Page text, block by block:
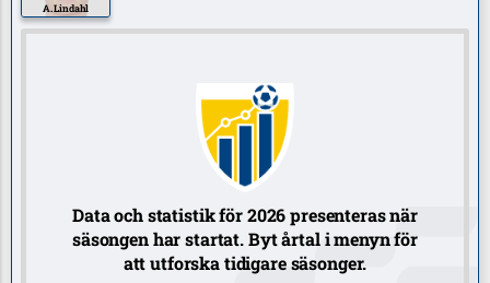
A. Lindahl
Data och statistik för 2026 presenteras när
säsongen har startat. Byt årtal i menyn för
att utforska tidigare säsonger.